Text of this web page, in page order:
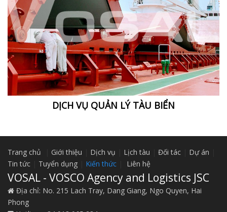
DỊCH VỤ QUẢN LÝ TÀU BIỂN
Trang chủ Giới thiệu Dịch vụ Lịch tàu Đối tác Dự án
Tin tức
Tuyển dụng Kiến thức Liên hệ
VOSAL - VOSCO Agency and Logistics JSC
Địa chỉ: No. 215 Lach Tray, Dang Giang, Ngo Quyen, Hai
Phong